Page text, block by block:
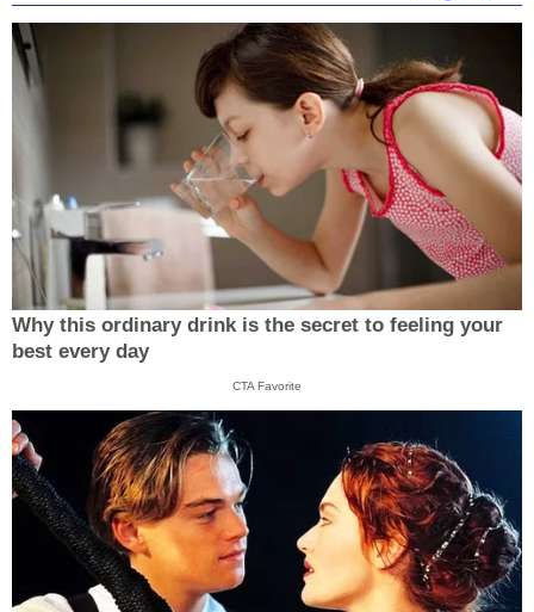
Why this ordinary drink is the secret to feeling your
best every day
CTA Favorite